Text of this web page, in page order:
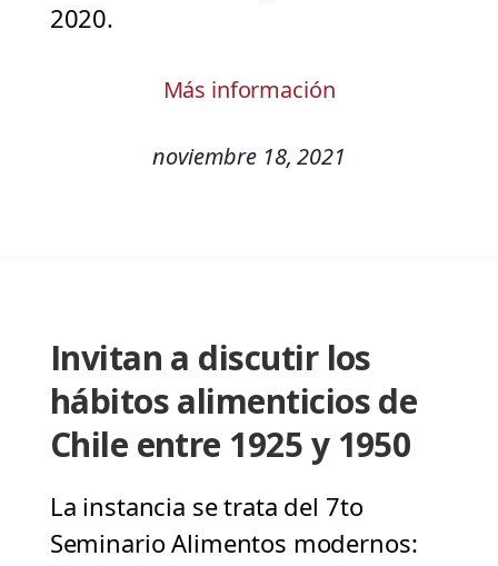
2020.
Más información
noviembre 18, 2021
Invitan a discutir los
hábitos alimenticios de
Chile entre 1925 y 1950
La instancia se trata del 7to
Seminario Alimentos modernos: